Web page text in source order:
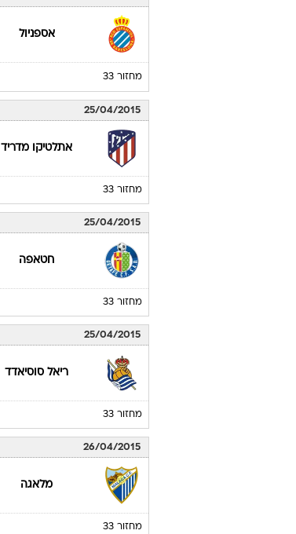
אספניול
מחזור 33
25/04/2015
אתלטיקו מדריד
מחזור 33
25/04/2015
חטאפה
מחזור 33
25/04/2015
ריאל סוסיאדד
מחזור 33
26/04/2015
מלאגה
מחזור 33